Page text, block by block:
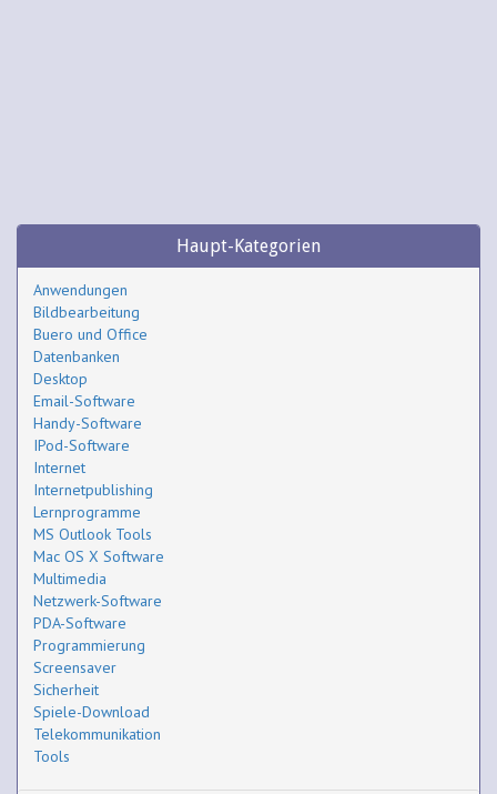
Haupt-Kategorien
Anwendungen
Bildbearbeitung
Buero und Office
Datenbanken
Desktop
Email-Software
Handy-Software
IPod-Software
Internet
Internetpublishing
Lernprogramme
MS Outlook Tools
Mac OS X Software
Multimedia
Netzwerk-Software
PDA-Software
Programmierung
Screensaver
Sicherheit
Spiele-Download
Telekommunikation
Tools